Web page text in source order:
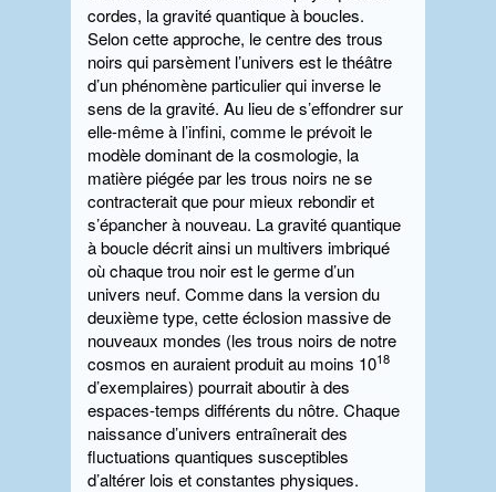
cordes, la gravité quantique à boucles.
Selon cette approche, le centre des trous
noirs qui parsèment l’univers est le théâtre
d’un phénomène particulier qui inverse le
sens de la gravité. Au lieu de s’effondrer sur
elle-même à l’infini, comme le prévoit le
modèle dominant de la cosmologie, la
matière piégée par les trous noirs ne se
contracterait que pour mieux rebondir et
s’épancher à nouveau. La gravité quantique
à boucle décrit ainsi un multivers imbriqué
où chaque trou noir est le germe d’un
univers neuf. Comme dans la version du
deuxième type, cette éclosion massive de
nouveaux mondes (les trous noirs de notre
cosmos en auraient produit au moins 1018
d’exemplaires) pourrait aboutir à des
espaces-temps différents du nôtre. Chaque
naissance d’univers entraînerait des
fluctuations quantiques susceptibles
d’altérer lois et constantes physiques.